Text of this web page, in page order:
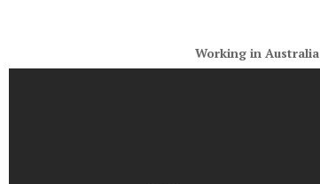
Working in Australia